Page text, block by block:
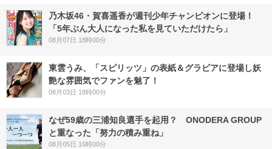
乃木坂46・賀喜遥香が週刊少年チャンピオンに登場！
「5年ぶん大人になった私を見ていただけたら」
08月07日 18時00分
東雲うみ、「スピリッツ」の表紙＆グラビアに登場し妖
艶な雰囲気でファンを魅了！
08月03日 18時00分
なぜ59歳の三浦知良選手を起用？ ONODERA GROUP
と重なった「努力の積み重ね」
08月05日 16時00分